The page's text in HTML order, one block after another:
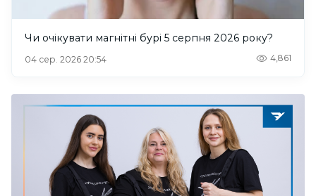
Чи очікувати магнітні бурі 5 серпня 2026 року?
04 сер. 2026 20:54 4,861